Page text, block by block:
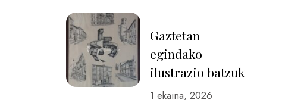
Gaztetan
egindako
ilustrazio batzuk
1 ekaina, 2026